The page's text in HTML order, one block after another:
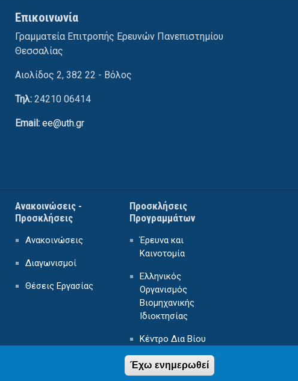
Επικοινωνία
Γραμματεία Επιτροπής Ερευνών Πανεπιστημίου
Θεσσαλίας
Αιολίδος 2, 382 22 - Βόλος
Τηλ: 24210 06414
Email: ee@uth.gr
Ανακοινώσεις -
Προσκλήσεις
Ανακοινώσεις
Διαγωνισμοί
Θέσεις Εργασίας
Προσκλήσεις
Προγραμμάτων
Έρευνα και
Καινοτομία
Ελληνικός
Οργανισμός
Βιομηχανικής
Ιδιοκτησίας
Κέντρο Δια Βίου
Έχω ενημερωθεί